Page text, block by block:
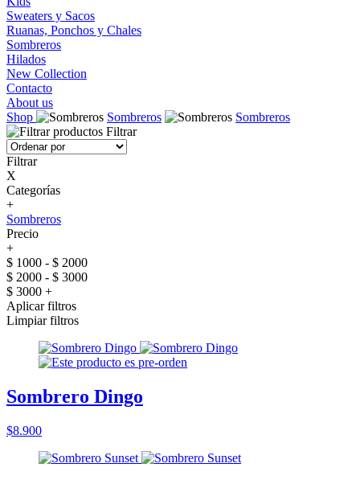
Sweaters y Sacos
Ruanas, Ponchos y Chales
Sombreros
Hilados
New Collection
Contacto
About us
Shop
Sombreros
Sombreros
Filtrar
Filtrar
X
Categorías
+
Sombreros
Precio
+
$ 1000 - $ 2000
$ 2000 - $ 3000
$ 3000 +
Aplicar filtros
Limpiar filtros
Sombrero Dingo
$8.900